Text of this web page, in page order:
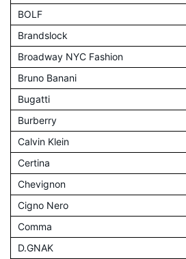
BOLF
Brandslock
Broadway NYC Fashion
Bruno Banani
Bugatti
Burberry
Calvin Klein
Certina
Chevignon
Cigno Nero
Comma
D.GNAK